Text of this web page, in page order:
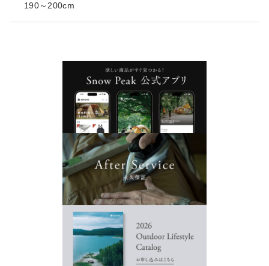
190～200cm